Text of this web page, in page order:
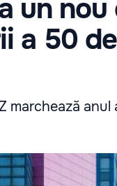
un
a 50
marchează